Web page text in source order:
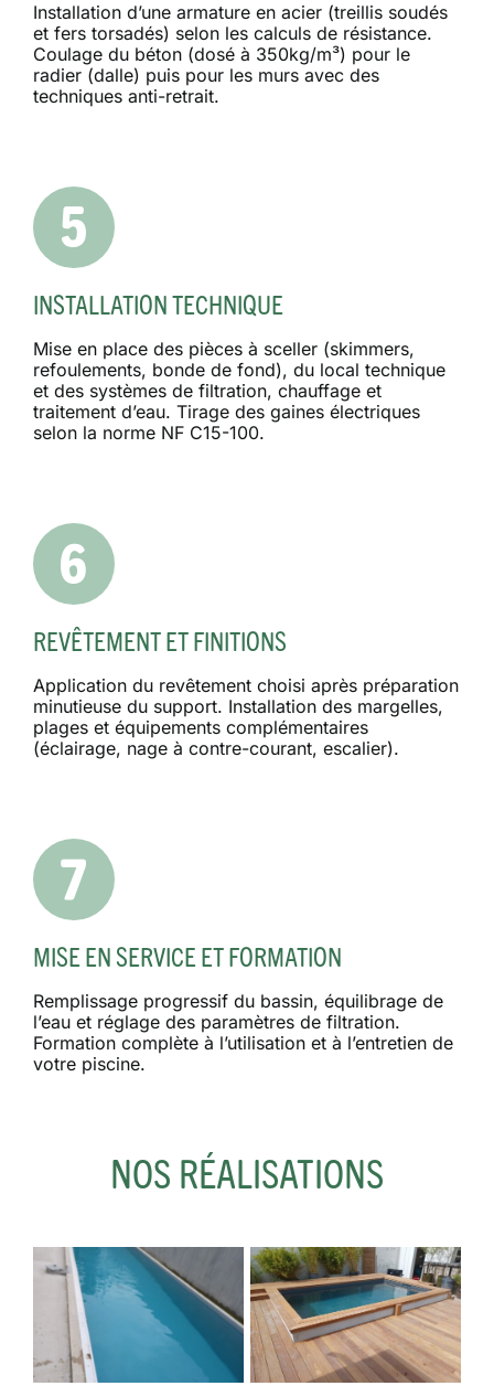
Installation d’une armature en acier (treillis soudés
et fers torsadés) selon les calculs de résistance.
Coulage du béton (dosé à 350kg/m³) pour le
radier (dalle) puis pour les murs avec des
techniques anti-retrait.
INSTALLATION TECHNIQUE
Mise en place des pièces à sceller (skimmers,
refoulements, bonde de fond), du local technique
et des systèmes de filtration, chauffage et
traitement d’eau. Tirage des gaines électriques
selon la norme NF C15-100.
REVÊTEMENT ET FINITIONS
Application du revêtement choisi après préparation
minutieuse du support. Installation des margelles,
plages et équipements complémentaires
(éclairage, nage à contre-courant, escalier).
MISE EN SERVICE ET FORMATION
Remplissage progressif du bassin, équilibrage de
l’eau et réglage des paramètres de filtration.
Formation complète à l’utilisation et à l’entretien de
votre piscine.
NOS RÉALISATIONS